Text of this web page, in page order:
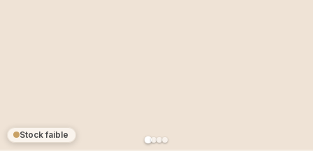
Stock faible